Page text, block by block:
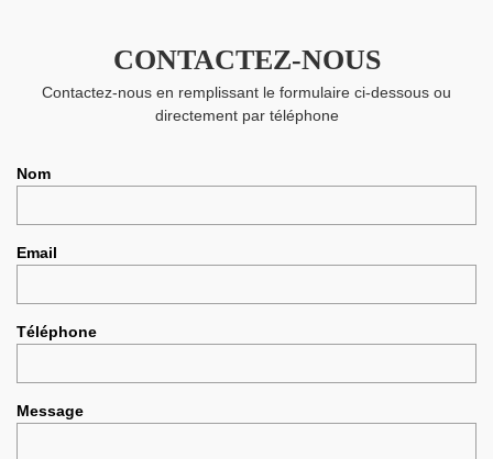
CONTACTEZ-NOUS
Contactez-nous en remplissant le formulaire ci-dessous ou
directement par téléphone
Nom
Email
Téléphone
Message